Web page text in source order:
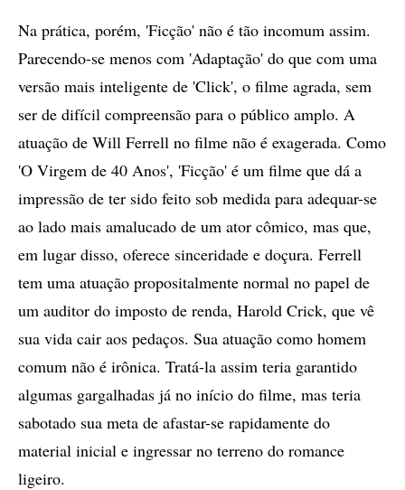
Na prática, porém, 'Ficção' não é tão incomum assim.
Parecendo-se menos com 'Adaptação' do que com uma
versão mais inteligente de 'Click', o filme agrada, sem
ser de difícil compreensão para o público amplo. A
atuação de Will Ferrell no filme não é exagerada. Como
'O Virgem de 40 Anos', 'Ficção' é um filme que dá a
impressão de ter sido feito sob medida para adequar-se
ao lado mais amalucado de um ator cômico, mas que,
em lugar disso, oferece sinceridade e doçura. Ferrell
tem uma atuação propositalmente normal no papel de
um auditor do imposto de renda, Harold Crick, que vê
sua vida cair aos pedaços. Sua atuação como homem
comum não é irônica. Tratá-la assim teria garantido
algumas gargalhadas já no início do filme, mas teria
sabotado sua meta de afastar-se rapidamente do
material inicial e ingressar no terreno do romance
ligeiro.